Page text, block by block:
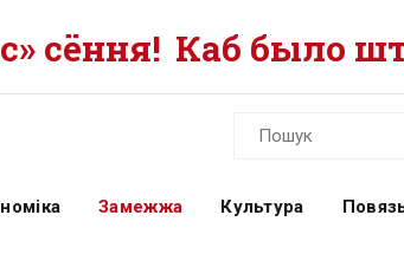
сёння! Каб было
Замежжа Культура